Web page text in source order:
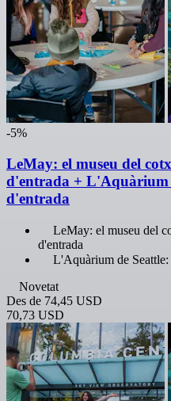
-5%
LeMay: el museu del
d'entrada + L'Aquàrium
d'entrada
LeMay: el museu del
d'entrada
L'Aquàrium de Seattle:
Novetat
Des de 74,45 USD
70,73 USD